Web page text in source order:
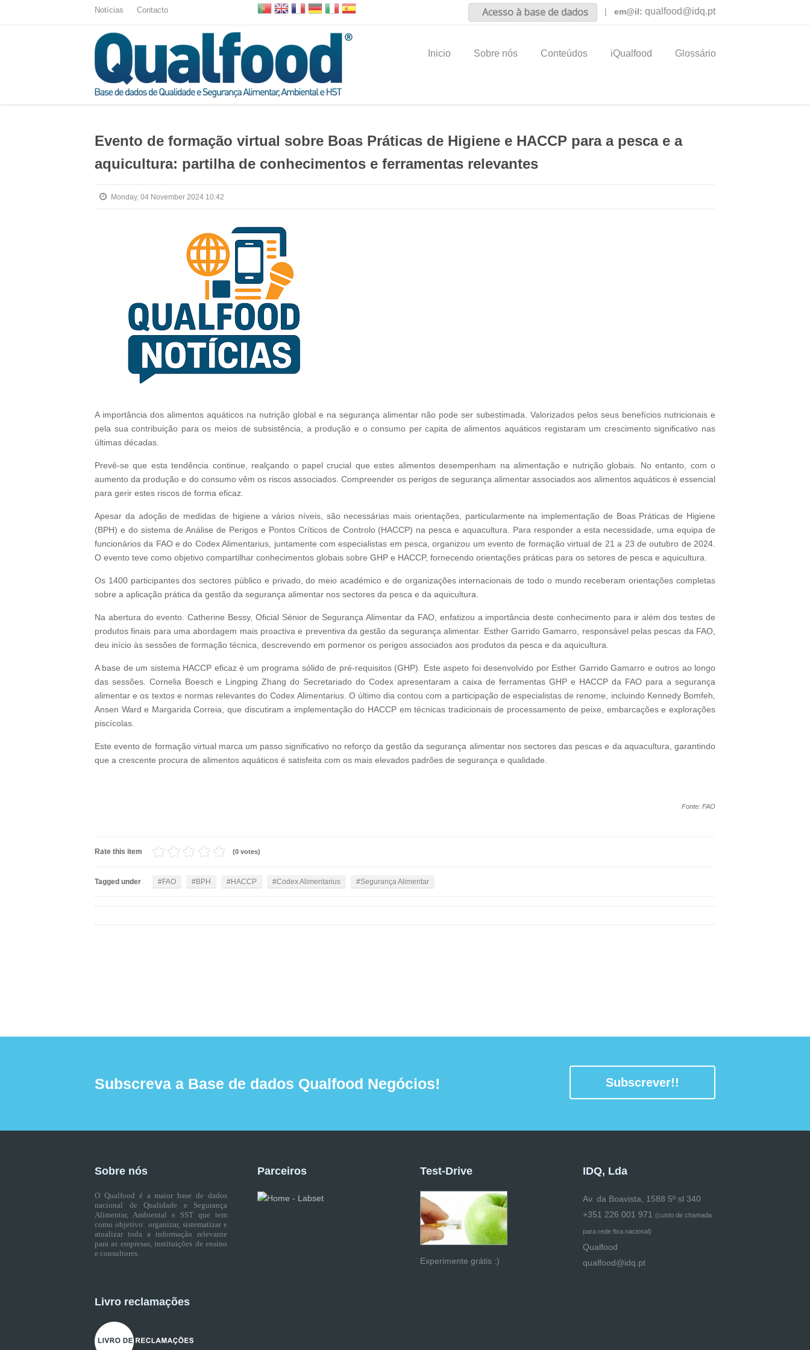
Notícias Contacto Acesso à base de dados | em@il: qualfood@idq.pt
Inicio Sobre nós Conteúdos iQualfood Glossário
Evento de formação virtual sobre Boas Práticas de Higiene e HACCP para a pesca e a
aquicultura: partilha de conhecimentos e ferramentas relevantes
Monday, 04 November 2024 10:42
A importância dos alimentos aquáticos na nutrição global e na segurança alimentar não pode ser subestimada. Valorizados pelos seus benefícios nutricionais e
pela sua contribuição para os meios de subsistência, a produção e o consumo per capita de alimentos aquáticos registaram um crescimento significativo nas
últimas décadas.
Prevê-se que esta tendência continue, realçando o papel crucial que estes alimentos desempenham na alimentação e nutrição globais. No entanto, com o
aumento da produção e do consumo vêm os riscos associados. Compreender os perigos de segurança alimentar associados aos alimentos aquáticos é essencial
para gerir estes riscos de forma eficaz.
Apesar da adoção de medidas de higiene a vários níveis, são necessárias mais orientações, particularmente na implementação de Boas Práticas de Higiene
(BPH) e do sistema de Análise de Perigos e Pontos Críticos de Controlo (HACCP) na pesca e aquacultura. Para responder a esta necessidade, uma equipa de
funcionários da FAO e do Codex Alimentarius, juntamente com especialistas em pesca, organizou um evento de formação virtual de 21 a 23 de outubro de 2024.
O evento teve como objetivo compartilhar conhecimentos globais sobre GHP e HACCP, fornecendo orientações práticas para os setores de pesca e aquicultura.
Os 1400 participantes dos sectores público e privado, do meio académico e de organizações internacionais de todo o mundo receberam orientações completas
sobre a aplicação prática da gestão da segurança alimentar nos sectores da pesca e da aquicultura.
Na abertura do evento. Catherine Bessy, Oficial Sénior de Segurança Alimentar da FAO, enfatizou a importância deste conhecimento para ir além dos testes de
produtos finais para uma abordagem mais proactiva e preventiva da gestão da segurança alimentar. Esther Garrido Gamarro, responsável pelas pescas da FAO,
deu início às sessões de formação técnica, descrevendo em pormenor os perigos associados aos produtos da pesca e da aquicultura.
A base de um sistema HACCP eficaz é um programa sólido de pré-requisitos (GHP). Este aspeto foi desenvolvido por Esther Garrido Gamarro e outros ao longo
das sessões. Cornelia Boesch e Lingping Zhang do Secretariado do Codex apresentaram a caixa de ferramentas GHP e HACCP da FAO para a segurança
alimentar e os textos e normas relevantes do Codex Alimentarius. O último dia contou com a participação de especialistas de renome, incluindo Kennedy Bomfeh,
Ansen Ward e Margarida Correia, que discutiram a implementação do HACCP em técnicas tradicionais de processamento de peixe, embarcações e explorações
piscícolas.
Este evento de formação virtual marca um passo significativo no reforço da gestão da segurança alimentar nos sectores das pescas e da aquacultura, garantindo
que a crescente procura de alimentos aquáticos é satisfeita com os mais elevados padrões de segurança e qualidade.
Fonte: FAO
Rate this item (0 votes)
Tagged under FAO BPH HACCP Codex Alimentarius Segurança Alimentar
Subscreva a Base de dados Qualfood Negócios! Subscrever!!
Sobre nós
O Qualfood é a maior base de dados
nacional de Qualidade e Segurança
Alimentar, Ambiental e SST que tem
como objetivo: organizar, sistematizar e
atualizar toda a informação relevante
para as empresas, instituições de ensino
e consultores.
Livro reclamações
Parceiros Test-Drive
Experimente grátis :)
IDQ, Lda
Av. da Boavista, 1588 5º sl 340
+351 226 001 971 (custo de chamada
para rede fixa nacional)
Qualfood
qualfood@idq.pt